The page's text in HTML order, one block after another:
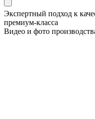
Экспертный подход к
премиум-класса
Видео и фото